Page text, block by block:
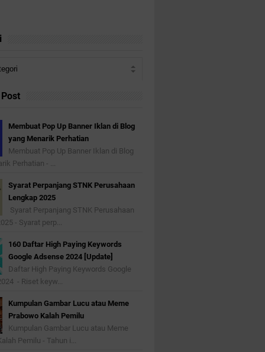
Membuat Pop Up Banner Iklan di Blog
yang Menarik Perhatian
Membuat Pop Up Banner Iklan di Blog
Perhatian - ...
Syarat Perpanjang STNK Perusahaan
Lengkap 2025
Syarat Perpanjang STNK Perusahaan
- Syarat perp...
160 Daftar High Paying Keywords
Google Adsense 2024 [Update]
Daftar High Paying Keywords Google
- Riset keyw...
Kumpulan Gambar Lucu atau Meme
Prabowo Kalah Pemilu
Kumpulan Gambar Lucu atau Meme
Pemilu - Tahun i...